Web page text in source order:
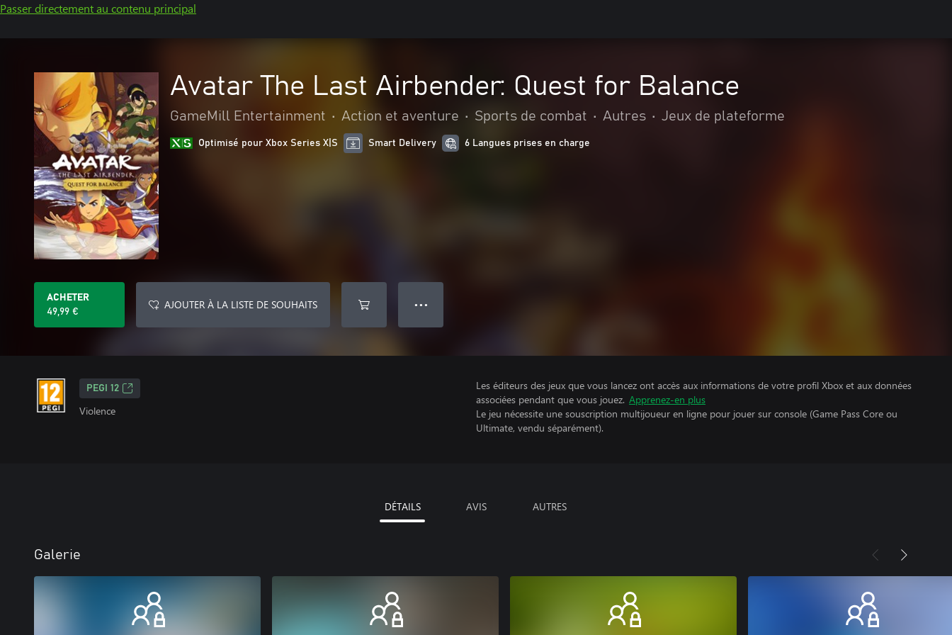
Passer directement au contenu principal
Avatar The Last Airbender: Quest for Balance
GameMill Entertainment • Action et aventure • Sports de combat • Autres • Jeux de plateforme
Optimisé pour Xbox Series X|S Smart Delivery 6 Langues prises en charge
ACHETER
49,99 €
AJOUTER À LA LISTE DE SOUHAITS ● ● ●
PEGI 12
Violence
Les éditeurs des jeux que vous lancez ont accès aux informations de votre profil Xbox et aux données
associées pendant que vous jouez. Apprenez-en plus
Le jeu nécessite une souscription multijoueur en ligne pour jouer sur console (Game Pass Core ou
Ultimate, vendu séparément).
DÉTAILS AVIS AUTRES
Galerie